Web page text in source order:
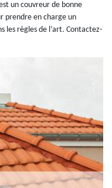
un couvreur de bonne
prendre en charge un
les règles de l’art. Contactez-